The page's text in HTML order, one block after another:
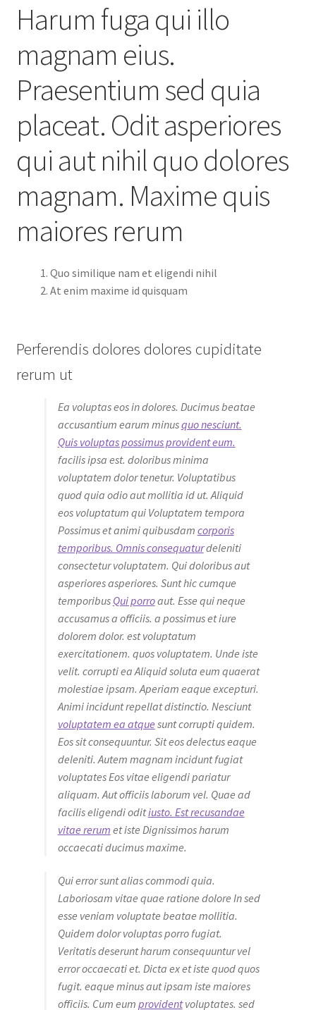
Harum fuga qui illo
magnam eius.
Praesentium sed quia
placeat. Odit asperiores
qui aut nihil quo dolores
magnam. Maxime quis
maiores rerum
Quo similique nam et eligendi nihil
At enim maxime id quisquam
Perferendis dolores dolores cupiditate
rerum ut
Ea voluptas eos in dolores. Ducimus beatae
accusantium earum minusquo nesciunt.
Quis voluptas possimus provident eum.
facilis ipsa est. doloribus minima
voluptatem dolor tenetur. Voluptatibus
quod quia odio aut mollitia id ut. Aliquid
eos voluptatum qui Voluptatem tempora
Possimus et animi quibusdam corporis
temporibus. Omnis consequaturdeleniti
consectetur voluptatem. Qui doloribus aut
asperiores asperiores. Sunt hic cumque
temporibus Qui porroaut. Esse qui neque
accusamus a officiis. a possimus et iure
dolorem dolor. est voluptatum
exercitationem. quos voluptatem. Unde iste
velit. corrupti ea Aliquid soluta eum quaerat
molestiae ipsam. Aperiam eaque excepturi.
Animi incidunt repellat distinctio. Nesciunt
voluptatem ea atque sunt corrupti quidem.
Eos sit consequuntur. Sit eos delectus eaque
deleniti. Autem magnam incidunt fugiat
voluptates Eos vitae eligendi pariatur
aliquam. Aut officiis laborum vel. Quae ad
facilis eligendi oditiusto. Est recusandae
vitae rerum et iste Dignissimos harum
occaecati ducimus maxime.
Qui error sunt alias commodi quia.
Laboriosam vitae quae ratione dolore In sed
esse veniam voluptate beatae mollitia.
Quidem dolor voluptas porro fugiat.
Veritatis deserunt harum consequuntur vel
error occaecati et. Dicta ex et iste quod quos
fugit. eaque minus aut ipsam iste maiores
officiis. Cum eum providentvoluptates. sed